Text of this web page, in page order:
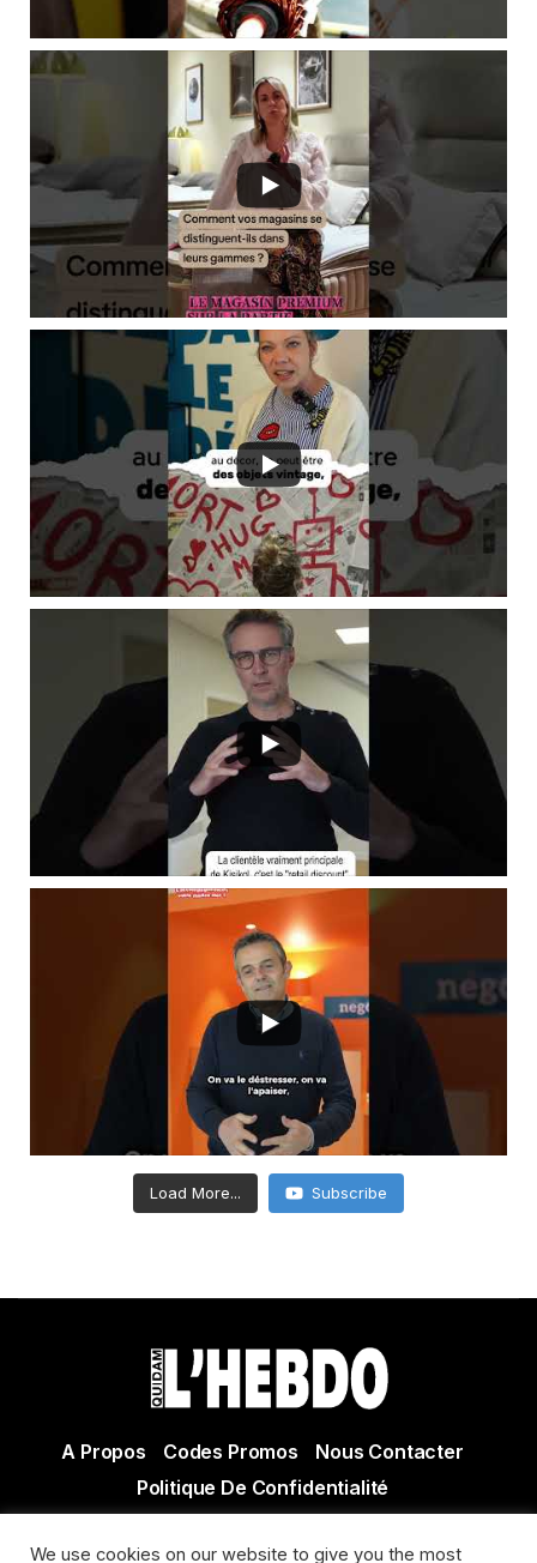
Load More... Subscribe
A Propos Codes Promos
Nous Contacter
Politique De Confidentialité
We use cookies on our website to give you the most